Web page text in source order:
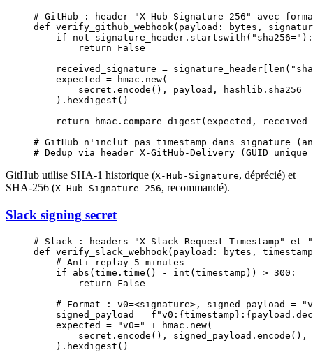
# GitHub : header "X-Hub-Signature-256" avec
def verify_github_webhook(payload: bytes ,
    if
not signature_header.startswith( "sha256=" ):
        return
False
    received_signature
= signature_header[ len (
    expected
= hmac.new(
        secret.encode(), payload, hashlib.sha256
    ).hexdigest()
    return
hmac.compare_digest(expected,
# GitHub n'inclut pas timestamp dans signature
# Dedup via header X-GitHub-Delivery (GUID
GitHub utilise SHA-1 historique (X-Hub-Signature, déprécié) et
SHA-256 (X-Hub-Signature-256, recommandé).
Slack signing secret
# Slack : headers "X-Slack-Request-Timestamp" et
def verify_slack_webhook (payload: bytes ,
    # Anti-replay 5 minutes
    if
abs (time.time() - int (timestamp)) > 300 :
        return
False
# Format : v0=<signature>, signed_payload =
    signed_payload
= f "v0: {timestamp} : {
    expected
= "v0=" + hmac.new(
secret.encode(), signed_payload.encode(),
    ).hexdigest()